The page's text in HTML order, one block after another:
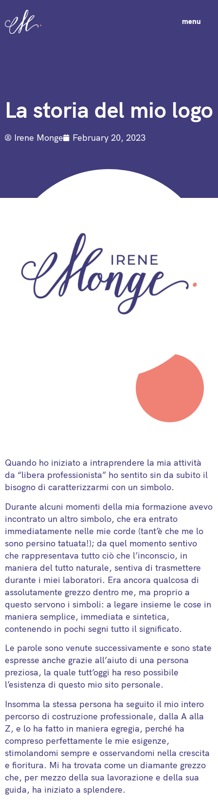
menu
La storia del mio logo
Irene Monge February 20, 2023
Quando ho iniziato a intraprendere la mia attività
da “libera professionista” ho sentito sin da subito il
bisogno di caratterizzarmi con un simbolo.
Durante alcuni momenti della mia formazione avevo
incontrato un altro simbolo, che era entrato
immediatamente nelle mie corde (tant’è che me lo
sono persino tatuata!); da quel momento sentivo
che rappresentava tutto ciò che l’inconscio, in
maniera del tutto naturale, sentiva di trasmettere
durante i miei laboratori. Era ancora qualcosa di
assolutamente grezzo dentro me, ma proprio a
questo servono i simboli: a legare insieme le cose in
maniera semplice, immediata e sintetica,
contenendo in pochi segni tutto il significato.
Le parole sono venute successivamente e sono state
espresse anche grazie all’aiuto di una persona
preziosa, la quale tutt’oggi ha reso possibile
l’esistenza di questo mio sito personale.
Insomma la stessa persona ha seguito il mio intero
percorso di costruzione professionale, dalla A alla
Z, e lo ha fatto in maniera egregia, perché ha
compreso perfettamente le mie esigenze,
stimolandomi sempre e osservandomi nella crescita
e fioritura. Mi ha trovata come un diamante grezzo
che, per mezzo della sua lavorazione e della sua
guida, ha iniziato a splendere.